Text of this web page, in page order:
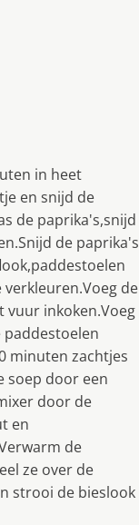
in heet
en snijd de
de paprika's,snijd
de paprika's
de
vuur inkoken.Voeg
paddestoelen
minuten zachtjes
soep door een
door de
en
de
ze over de
strooi de bieslook